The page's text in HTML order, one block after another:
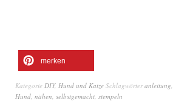
merken
Kategorie DIY, Hund und Katze Schlagwörteranleitung,
Hund, nähen, selbstgemacht, stempeln